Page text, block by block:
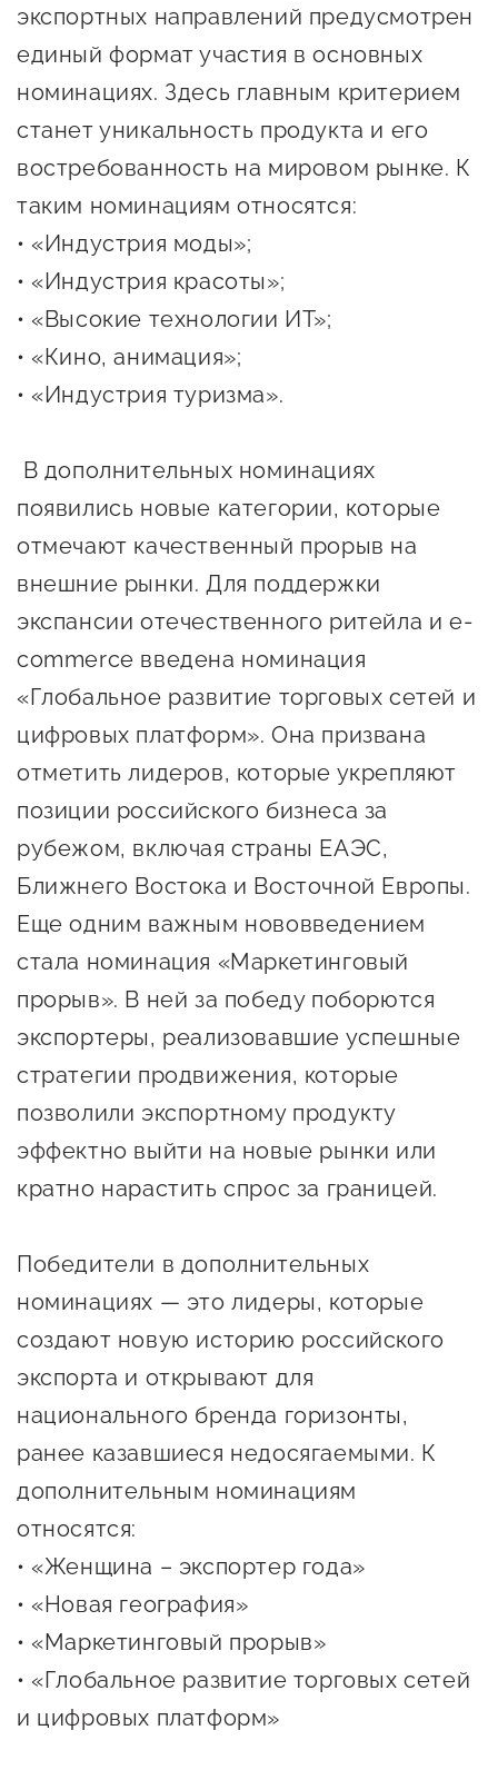
экспортных направлений предусмотрен
единый формат участия в основных
номинациях. Здесь главным критерием
станет уникальность продукта и его
востребованность на мировом рынке. К
таким номинациям относятся:
• «Индустрия моды»;
• «Индустрия красоты»;
• «Высокие технологии ИТ»;
• «Кино, анимация»;
• «Индустрия туризма».
В дополнительных номинациях
появились новые категории, которые
отмечают качественный прорыв на
внешние рынки. Для поддержки
экспансии отечественного ритейла и e-
commerce введена номинация
«Глобальное развитие торговых сетей и
цифровых платформ». Она призвана
отметить лидеров, которые укрепляют
позиции российского бизнеса за
рубежом, включая страны ЕАЭС,
Ближнего Востока и Восточной Европы.
Еще одним важным нововведением
стала номинация «Маркетинговый
прорыв». В ней за победу поборются
экспортеры, реализовавшие успешные
стратегии продвижения, которые
позволили экспортному продукту
эффектно выйти на новые рынки или
кратно нарастить спрос за границей.
Победители в дополнительных
номинациях — это лидеры, которые
создают новую историю российского
экспорта и открывают для
национального бренда горизонты,
ранее казавшиеся недосягаемыми. К
дополнительным номинациям
относятся:
• «Женщина – экспортер года»
• «Новая география»
• «Маркетинговый прорыв»
• «Глобальное развитие торговых сетей
и цифровых платформ»